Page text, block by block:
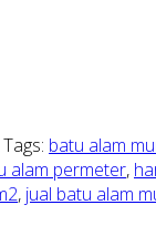
Tags: batu alam
alam permeter,
, jual batu alam